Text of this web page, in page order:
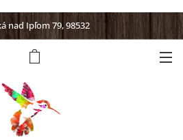
nad Ipľom 79, 98532